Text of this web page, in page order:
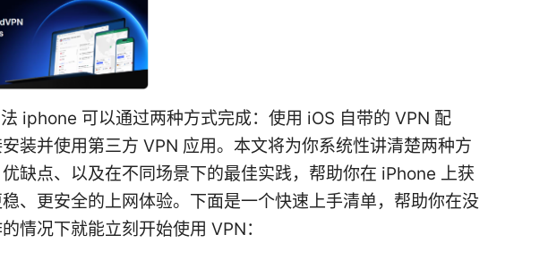
iphone 可以通过两种方式完成：使用 iOS 自带的 VPN 配
装并使用第三方 VPN 应用。本文将为你系统性讲清楚两种方
缺点、以及在不同场景下的最佳实践，帮助你在 iPhone 上获
、更安全的上网体验。下面是一个快速上手清单，帮助你在没
情况下就能立刻开始使用 VPN：